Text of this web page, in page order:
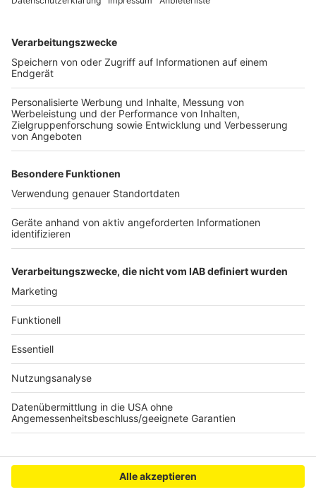
Wir benötigen Ihre
Zustimmung, um den YouTube
Wir verwenden einen Service eines
Drittanbieters, um Videoinhalte
einzubetten. Dieser Service kann
Daten zu Ihren Aktivitäten
sammeln. Bitte lesen Sie die
Details durch und stimmen Sie der
Nutzung des Service zu, um dieses
Video anzusehen.
Mehr Informationen
Alvaro Soler - Con Calma (Official Video)
Anzeige
Anzeige